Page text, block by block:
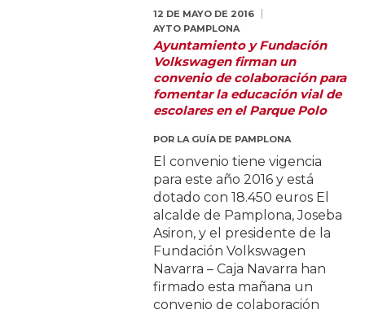
12 DE MAYO DE 2016
AYTO PAMPLONA
Ayuntamiento y Fundación
Volkswagen firman un
convenio de colaboración para
fomentar la educación vial de
escolares en el Parque Polo
POR LA GUÍA DE PAMPLONA
El convenio tiene vigencia
para este año 2016 y está
dotado con 18.450 euros El
alcalde de Pamplona, Joseba
Asiron, y el presidente de la
Fundación Volkswagen
Navarra – Caja Navarra han
firmado esta mañana un
convenio de colaboración